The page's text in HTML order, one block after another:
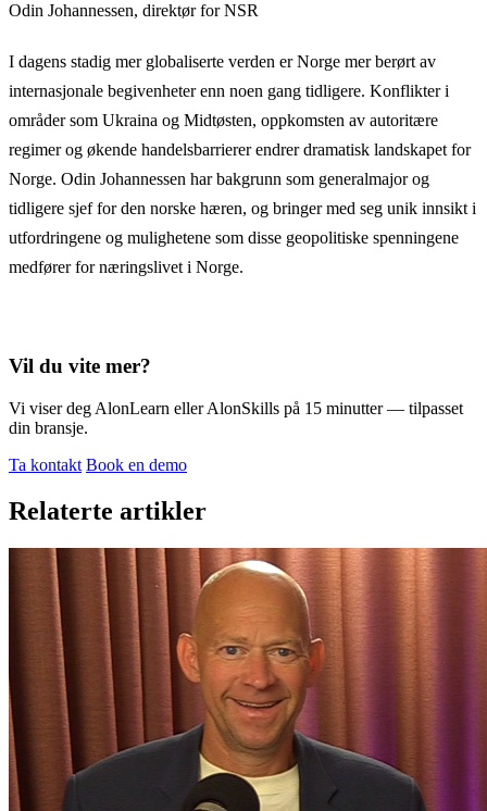
Odin Johannessen, direktør for NSR
I dagens stadig mer globaliserte verden er Norge mer berørt av
internasjonale begivenheter enn noen gang tidligere. Konflikter i
områder som Ukraina og Midtøsten, oppkomsten av autoritære
regimer og økende handelsbarrierer endrer dramatisk landskapet for
Norge. Odin Johannessen har bakgrunn som generalmajor og
tidligere sjef for den norske hæren, og bringer med seg unik innsikt i
utfordringene og mulighetene som disse geopolitiske spenningene
medfører for næringslivet i Norge.
Vil du vite mer?
Vi viser deg AlonLearn eller AlonSkills på 15 minutter — tilpasset
din bransje.
Ta kontakt Book en demo
Relaterte artikler